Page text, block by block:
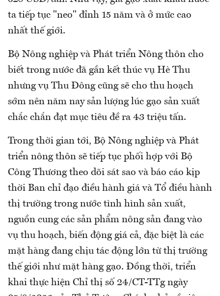
ta tiếp tục "neo" đỉnh 15 năm và ở mức cao
nhất thế giới.
Bộ Nông nghiệp và Phát triển Nông thôn cho
biết trong nước đã gần kết thúc vụ Hè Thu
nhưng vụ Thu Đông cũng sẽ cho thu hoạch
sớm nên năm nay sản lượng lúc gạo sản xuất
chắc chắn đạt mục tiêu đề ra 43 triệu tấn.
Trong thời gian tới, Bộ Nông nghiệp và Phát
triển nông thôn sẽ tiếp tục phối hợp với Bộ
Công Thương theo dõi sát sao và báo cáo kịp
thời Ban chỉ đạo điều hành giá và Tổ điều hành
thị trường trong nước tình hình sản xuất,
nguồn cung các sản phẩm nông sản đang vào
vụ thu hoạch, biến động giá cả, đặc biệt là các
mặt hàng đang chịu tác động lớn từ thị trường
thế giới như mặt hàng gạo. Đồng thời, triển
khai thực hiện Chỉ thị số 24/CT-TTg ngày